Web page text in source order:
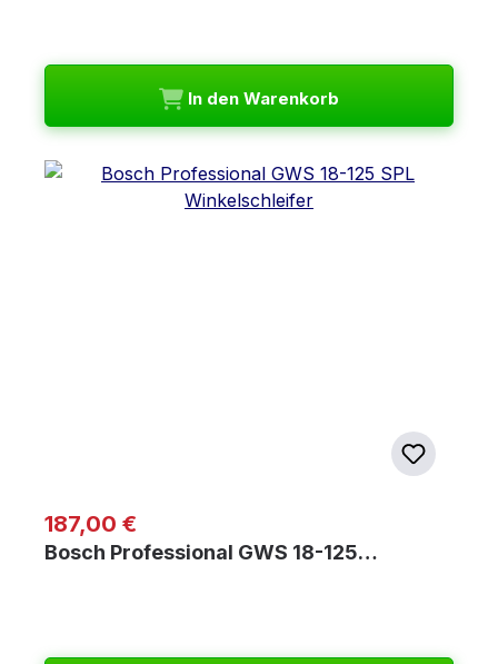
In den Warenkorb
Regulärer Preis:
187,00 €
Bosch Professional GWS 18-125…